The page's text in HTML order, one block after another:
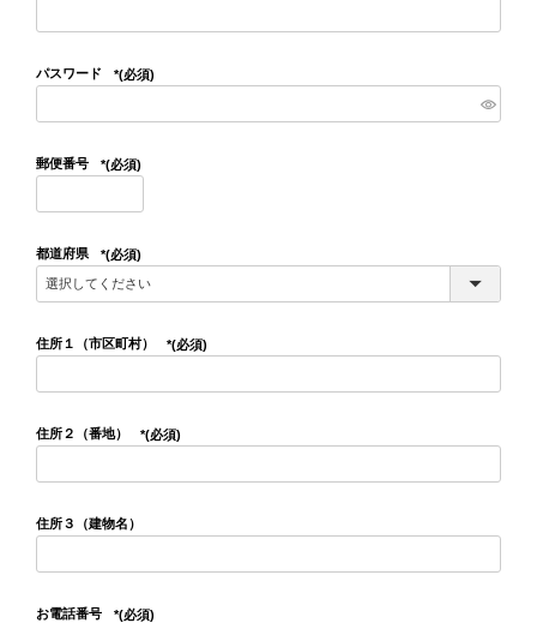
パスワード (必須)
郵便番号 (必須)
都道府県 (必須)
住所１（市区町村） (必須)
住所２（番地） (必須)
住所３（建物名）
お電話番号 (必須)